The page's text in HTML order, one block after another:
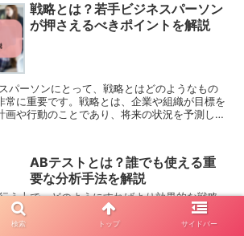
戦略とは？若手ビジネスパーソン
が押さえるべきポイントを解説
常に重要です。戦略とは、企業や組織が目標を
画や行動のことであり、将来の状況を予測し、
ABテストとは？誰でも使える重
要な分析手法を解説
かを考えることは重要です。そのためには、正
決定を行うことが必要です。今回は、その中で
検索 トップ サイドバー